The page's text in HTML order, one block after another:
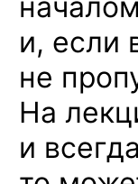
и, если
не
На
и